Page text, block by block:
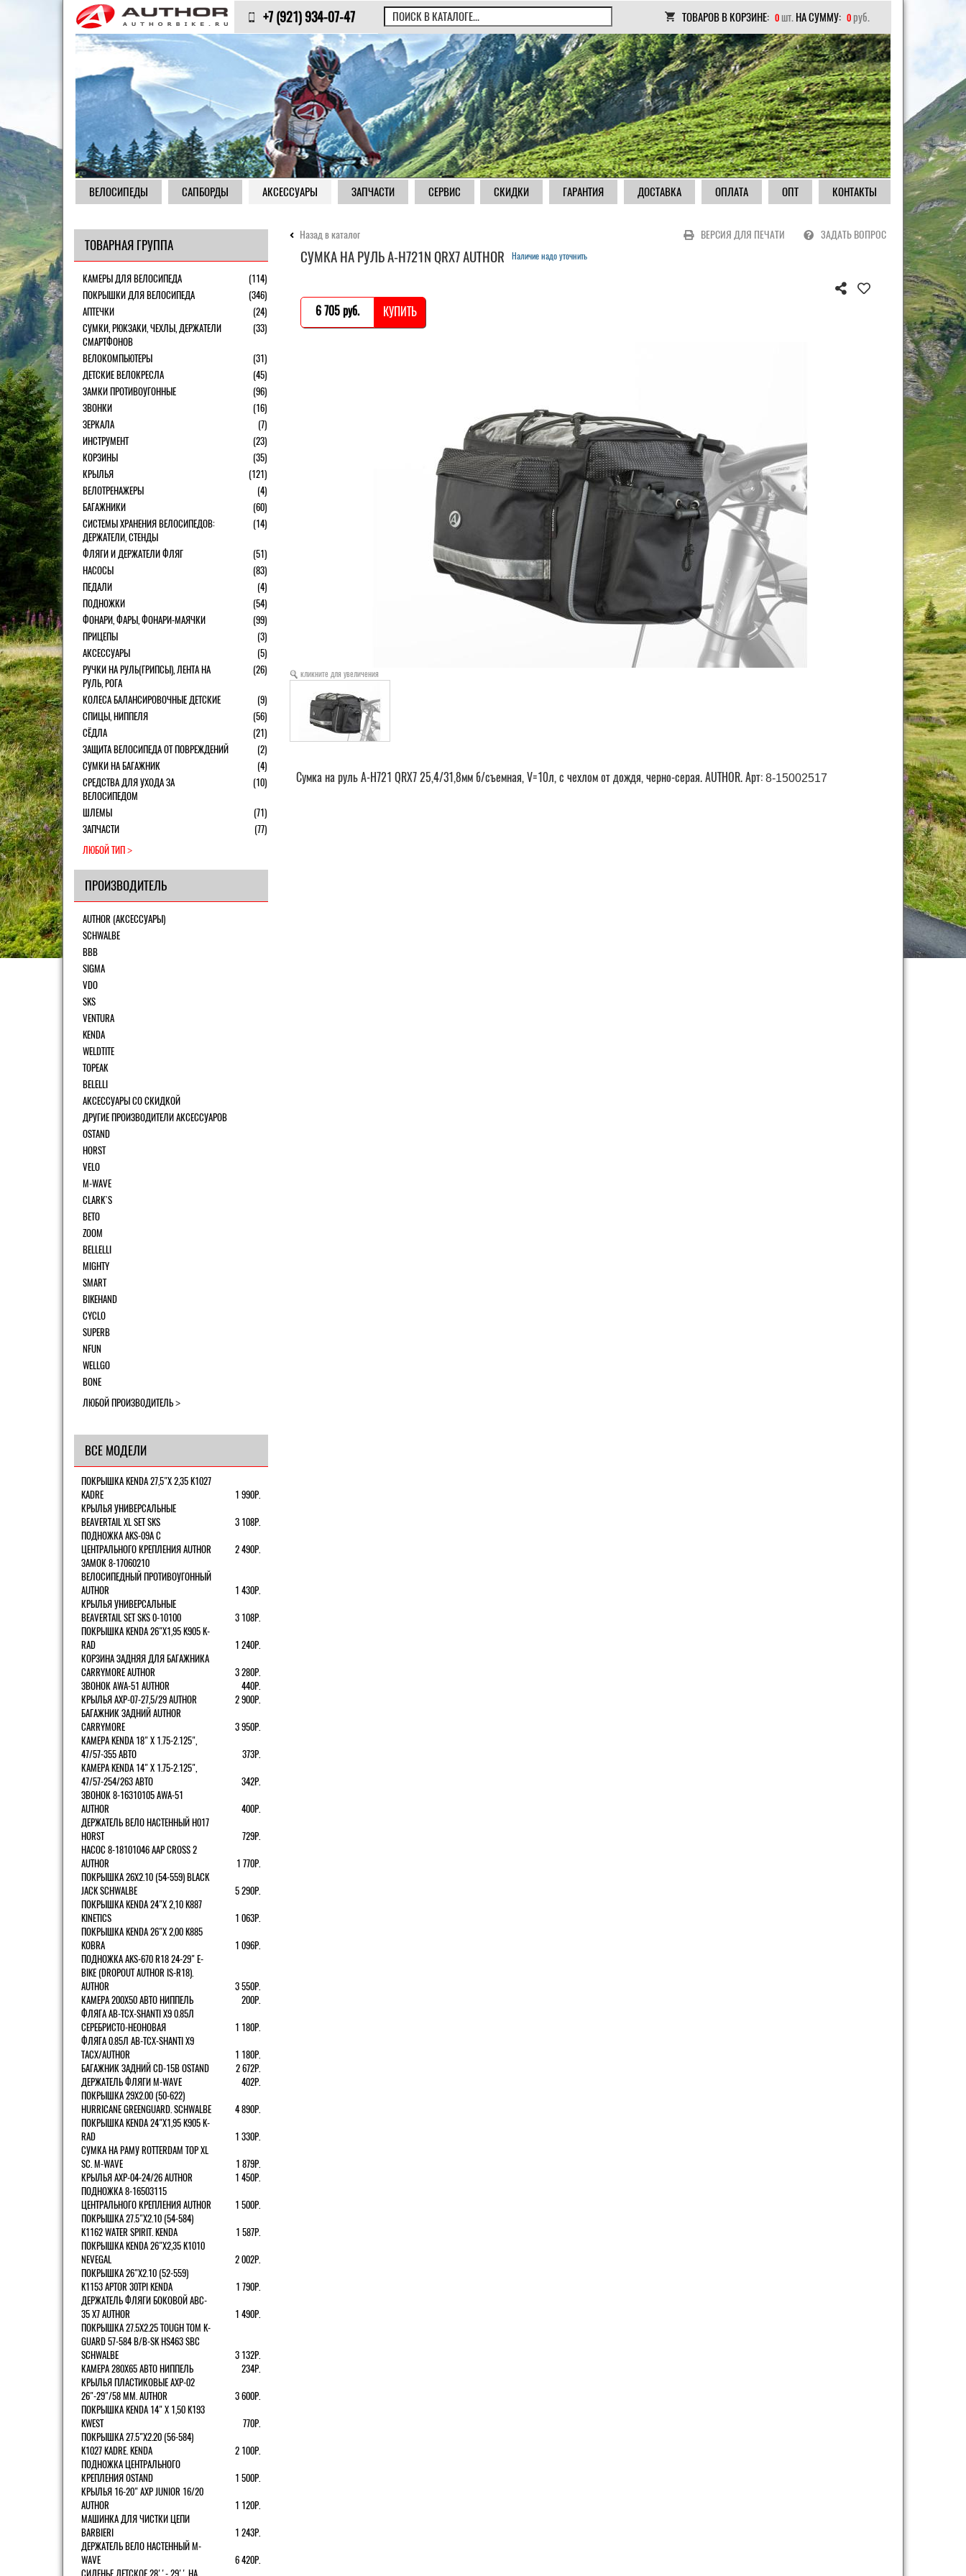
+7 (921) 934-07-47 ТОВАРОВ В КОРЗИНЕ: 0 шт. НА СУММУ: 0 руб.
ВЕЛОСИПЕДЫ САПБОРДЫ АКСЕССУАРЫ ЗАПЧАСТИ СЕРВИС СКИДКИ ГАРАНТИЯ ДОСТАВКА ОПЛАТА ОПТ КОНТАКТЫ
Назад в каталог ВЕРСИЯ ДЛЯ ПЕЧАТИ ЗАДАТЬ ВОПРОС
СУМКА НА РУЛЬ A-H721N QRX7 AUTHOR Наличие надо уточнить
6 705 pуб. КУПИТЬ
кликните для увеличения
Сумка на руль A-H721 QRX7 25,4/31,8мм б/съемная, V=10л, с чехлом от дождя, черно-серая. AUTHOR. Арт: 8-15002517
ТОВАРНАЯ ГРУППА
КАМЕРЫ ДЛЯ ВЕЛОСИПЕДА
(114)
ПОКРЫШКИ ДЛЯ ВЕЛОСИПЕДА
(346)
АПТЕЧКИ
(24)
СУМКИ, РЮКЗАКИ, ЧЕХЛЫ, ДЕРЖАТЕЛИ
СМАРТФОНОВ
(33)
ВЕЛОКОМПЬЮТЕРЫ
(31)
ДЕТСКИЕ ВЕЛОКРЕСЛА
(45)
ЗАМКИ ПРОТИВОУГОННЫЕ
(96)
ЗВОНКИ
(16)
ЗЕРКАЛА
(7)
ИНСТРУМЕНТ
(23)
КОРЗИНЫ
(35)
КРЫЛЬЯ
(121)
ВЕЛОТРЕНАЖЕРЫ
(4)
БАГАЖНИКИ
(60)
СИСТЕМЫ ХРАНЕНИЯ ВЕЛОСИПЕДОВ:
ДЕРЖАТЕЛИ, СТЕНДЫ
(14)
ФЛЯГИ И ДЕРЖАТЕЛИ ФЛЯГ
(51)
НАСОСЫ
(83)
ПЕДАЛИ
(4)
ПОДНОЖКИ
(54)
ФОНАРИ, ФАРЫ, ФОНАРИ-МАЯЧКИ
(99)
ПРИЦЕПЫ
(3)
АКСЕССУАРЫ
(5)
РУЧКИ НА РУЛЬ(ГРИПСЫ), ЛЕНТА НА
РУЛЬ, РОГА
(26)
КОЛЕСА БАЛАНСИРОВОЧНЫЕ ДЕТСКИЕ
(9)
СПИЦЫ, НИППЕЛЯ
(56)
СЁДЛА
(21)
ЗАЩИТА ВЕЛОСИПЕДА ОТ ПОВРЕЖДЕНИЙ
(2)
СУМКИ НА БАГАЖНИК
(4)
СРЕДСТВА ДЛЯ УХОДА ЗА
ВЕЛОСИПЕДОМ
(10)
ШЛЕМЫ
(71)
ЗАПЧАСТИ
(77)
ЛЮБОЙ ТИП
ПРОИЗВОДИТЕЛЬ
AUTHOR (АКСЕССУАРЫ)
SCHWALBE
BBB
SIGMA
VDO
SKS
VENTURA
KENDA
WELDTITE
TOPEAK
BELELLI
АКСЕССУАРЫ СО СКИДКОЙ
ДРУГИЕ ПРОИЗВОДИТЕЛИ АКСЕССУАРОВ
OSTAND
HORST
VELO
M-WAVE
CLARK`S
BETO
ZOOM
BELLELLI
MIGHTY
SMART
BIKEHAND
CYCLO
SUPERB
NFUN
WELLGO
BONE
ЛЮБОЙ ПРОИЗВОДИТЕЛЬ
ВСЕ МОДЕЛИ
ПОКРЫШКА KENDA 27,5"Х 2,35 K1027
KADRE
1 990Р.
КРЫЛЬЯ УНИВЕРСАЛЬНЫЕ
BEAVERTAIL XL SET SKS
3 108Р.
ПОДНОЖКА AKS-09A C
ЦЕНТРАЛЬНОГО КРЕПЛЕНИЯ AUTHOR
2 490Р.
ЗАМОК 8-17060210
ВЕЛОСИПЕДНЫЙ ПРОТИВОУГОННЫЙ
AUTHOR
1 430Р.
КРЫЛЬЯ УНИВЕРСАЛЬНЫЕ
BEAVERTAIL SET SKS 0-10100
3 108Р.
ПОКРЫШКА KENDA 26"Х1,95 K905 K-
RAD
1 240Р.
КОРЗИНА ЗАДНЯЯ ДЛЯ БАГАЖНИКА
CARRYMORE AUTHOR
3 280Р.
ЗВОНОК AWA-51 AUTHOR
440Р.
КРЫЛЬЯ AXP-07-27,5/29 AUTHOR
2 900Р.
БАГАЖНИК ЗАДНИЙ AUTHOR
CARRYMORE
3 950Р.
КАМЕРА KENDA 18" Х 1.75-2.125",
47/57-355 АВТО
373Р.
КАМЕРА KENDA 14" Х 1.75-2.125",
47/57-254/263 АВТО
342Р.
ЗВОНОК 8-16310105 AWA-51
AUTHOR
400Р.
ДЕРЖАТЕЛЬ ВЕЛО НАСТЕННЫЙ H017
HORST
729Р.
НАСОС 8-18101046 AAP CROSS 2
AUTHOR
1 770Р.
ПОКРЫШКА 26X2.10 (54-559) BLACK
JACK SCHWALBE
5 290Р.
ПОКРЫШКА KENDA 24"Х 2,10 K887
KINETICS
1 063Р.
ПОКРЫШКА KENDA 26"Х 2,00 K885
KOBRA
1 096Р.
ПОДНОЖКА AKS-670 R18 24-29" E-
BIKE (DROPOUT AUTHOR IS-R18).
AUTHOR
3 550Р.
КАМЕРА 200Х50 АВТО НИППЕЛЬ
200Р.
ФЛЯГА AB-TCX-SHANTI X9 0.85Л
СЕРЕБРИСТО-НЕОНОВАЯ
1 180Р.
ФЛЯГА 0.85Л AB-TCX-SHANTI X9
TACX/AUTHOR
1 180Р.
БАГАЖНИК ЗАДНИЙ CD-15B OSTAND
2 672Р.
ДЕРЖАТЕЛЬ ФЛЯГИ M-WAVE
402Р.
ПОКРЫШКА 29X2.00 (50-622)
HURRICANE GREENGUARD. SCHWALBE
4 890Р.
ПОКРЫШКА KENDA 24"Х1,95 K905 K-
RAD
1 330Р.
СУМКА НА РАМУ ROTTERDAM TOP XL
SC. M-WAVE
1 879Р.
КРЫЛЬЯ AXP-04-24/26 AUTHOR
1 450Р.
ПОДНОЖКА 8-16503115
ЦЕНТРАЛЬНОГО КРЕПЛЕНИЯ AUTHOR
1 500Р.
ПОКРЫШКА 27.5"Х2.10 (54-584)
K1162 WATER SPIRIT. KENDA
1 587Р.
ПОКРЫШКА KENDA 26"Х2,35 K1010
NEVEGAL
2 002Р.
ПОКРЫШКА 26"Х2.10 (52-559)
K1153 APTOR 30TPI KENDA
1 790Р.
ДЕРЖАТЕЛЬ ФЛЯГИ БОКОВОЙ ABC-
35 X7 AUTHOR
1 490Р.
ПОКРЫШКА 27.5X2.25 TOUGH TOM K-
GUARD 57-584 B/B-SK HS463 SBC
SCHWALBE
3 132Р.
КАМЕРА 280Х65 АВТО НИППЕЛЬ
234Р.
КРЫЛЬЯ ПЛАСТИКОВЫЕ AXP-02
26"-29"/58 ММ. AUTHOR
3 600Р.
ПОКРЫШКА KENDA 14" Х 1,50 K193
KWEST
770Р.
ПОКРЫШКА 27.5"Х2.20 (56-584)
K1027 KADRE. KENDA
2 100Р.
ПОДНОЖКА ЦЕНТРАЛЬНОГО
КРЕПЛЕНИЯ OSTAND
1 500Р.
КРЫЛЬЯ 16-20" AXP JUNIOR 16/20
AUTHOR
1 120Р.
МАШИНКА ДЛЯ ЧИСТКИ ЦЕПИ
BARBIERI
1 243Р.
ДЕРЖАТЕЛЬ ВЕЛО НАСТЕННЫЙ M-
WAVE
6 420Р.